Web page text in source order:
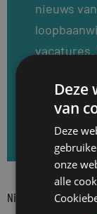
nieuws
vacatures.
Nieuwste berichten
Deze
van
Deze
onze
alle